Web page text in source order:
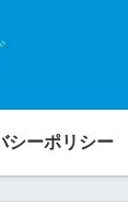
シーポリシー